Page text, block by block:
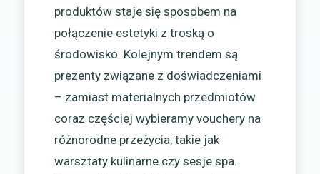
produktów staje się sposobem na
połączenie estetyki z troską o
środowisko. Kolejnym trendem są
prezenty związane z doświadczeniami
– zamiast materialnych przedmiotów
coraz częściej wybieramy vouchery na
różnorodne przeżycia, takie jak
warsztaty kulinarne czy sesje spa.